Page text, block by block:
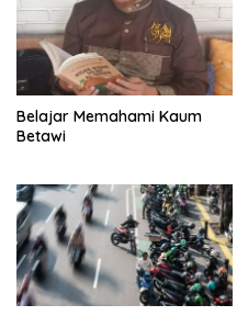
Belajar Memahami Kaum
Betawi